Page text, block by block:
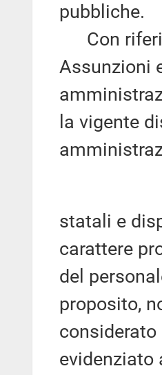
pubbliche.
Con
Assunzioni
la vigente
statali e
carattere
del
proposito,
evidenziato